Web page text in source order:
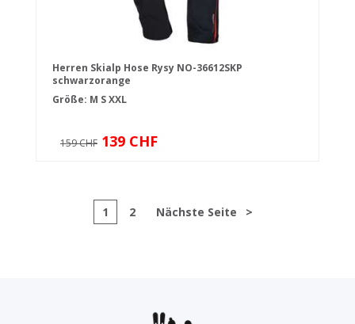
Herren Skialp Hose Rysy NO-36612SKP
schwarzorange
Größe: M SXXL
159 CHF 139 CHF
1 2 Nächste Seite >